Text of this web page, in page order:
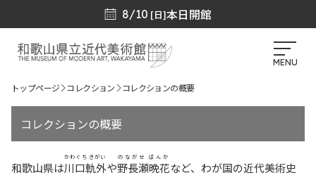
8/10 [日]本日開館
MENU
トップページ コレクション コレクションの概要
コレクションの概要
和歌山県は川口軌外
かわぐち きがい
や野長瀬晩花
のながせ ばんか
など、わが国の近代美術史